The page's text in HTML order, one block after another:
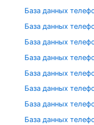
База данных
База данных
База данных
База данных
База данных
База данных
База данных
База данных